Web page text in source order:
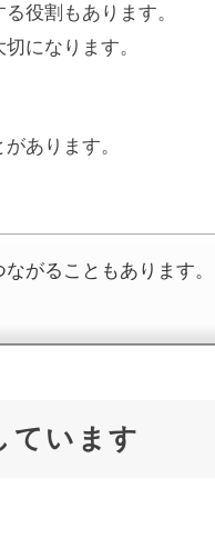
役割もあります。
になります。
あります。
がることもあります。
ています